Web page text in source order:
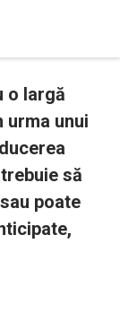
o largă
urma unui
să
poate